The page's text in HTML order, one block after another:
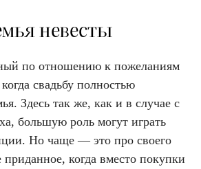
невесты
по отношению к пожеланиям
свадьбу полностью
Здесь так же, как и в случае с
большую роль могут играть
Но чаще — это про своего
приданное, когда вместо покупки